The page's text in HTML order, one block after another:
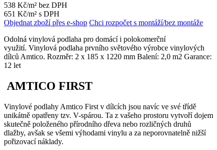
538 Kč/m² bez DPH
651 Kč/m² s DPH
Objednat zboží přes e-shop Chci rozpočet s montáží/bez montáže
Odolná vinylová podlaha pro domácí i polokomerční
využití. Vinylová podlaha prvního světového výrobce vinylových
dílců Amtico. Rozměr: 2 x 185 x 1220 mm Balení: 2,0 m2 Garance:
12 let
AMTICO FIRST
Vinylové podlahy Amtico First v dílcích jsou navíc ve své třídě
unikátně opatřeny tzv. V-spárou. Ta z vašeho prostoru vytvoří dojem
skutečně položeného přírodního dřeva nebo rozličných druhů
dlažby, avšak se všemi výhodami vinylu a za neporovnatelně nižší
pořizovací náklady.